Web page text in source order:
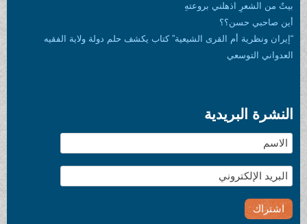
بيتٌ من الشعرِ اذهلني بروعتهِ
أين صاحبي حسن؟؟
“إيران ونظرية أم القرى الشيعية” كتاب يكشف حلم دولة ولاية الفقيه
العدواني التوسعي
النشرة البريدية